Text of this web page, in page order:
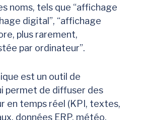
noms, tels que “affichage
digital”, “affichage
plus rarement,
par ordinateur”.
est un outil de
permet de diffuser des
en temps réel (KPI, textes,
données ERP, météo,